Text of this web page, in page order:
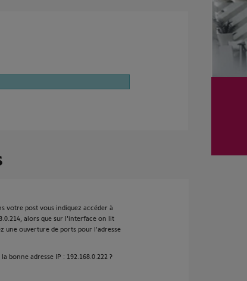
votre post vous indiquez accéder à
alors que sur l'interface on lit
une ouverture de ports pour l'adresse
adresse IP : 192.168.0.222 ?